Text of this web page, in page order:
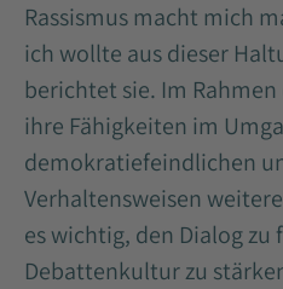
Rassismus macht mich
ich wollte aus dieser
berichtet sie. Im
ihre Fähigkeiten im
demokratiefeindlichen
Verhaltensweisen
es wichtig, den Dialog
Debattenkultur zu